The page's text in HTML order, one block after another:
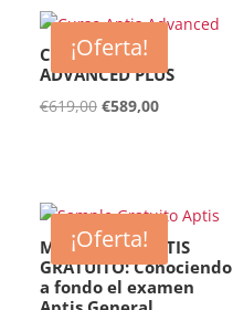
¡Oferta!
CURSO APTIS
ADVANCED PLUS
€619,00 El
€619,00.
€589,00El
€589,00.
¡Oferta!
MINI CURSO APTIS
GRATUITO: Conociendo
a fondo el examen